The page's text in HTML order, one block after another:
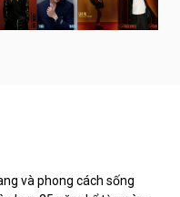
và phong cách sống